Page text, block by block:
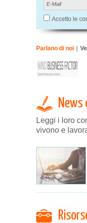
Accetto le
Parlano di noi |
News
Leggi i loro
vivono e